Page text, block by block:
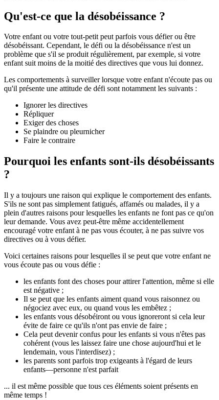
Qu'est-ce que la désobéissance ?
Votre enfant ou votre tout-petit peut parfois vous défier ou être
désobéissant. Cependant, le défi ou la désobéissance n'est un
problème que s'il se produit régulièrement, par exemple, si votre
enfant suit moins de la moitié des directives que vous lui donnez.
Les comportements à surveiller lorsque votre enfant n'écoute pas ou
qu'il présente une attitude de défi sont notamment les suivants :
Ignorer les directives
Répliquer
Exiger des choses
Se plaindre ou pleurnicher
Faire le contraire
Pourquoi les enfants sont-ils désobéissants
?
Il y a toujours une raison qui explique le comportement des enfants.
S'ils ne sont pas simplement fatigués, affamés ou malades, il y a
plein d'autres raisons pour lesquelles les enfants ne font pas ce qu'on
leur demande. Vous avez peut-être même accidentellement
encouragé votre enfant à ne pas vous écouter, à ne pas suivre vos
directives ou à vous défier.
Voici certaines raisons pour lesquelles il se peut que votre enfant ne
vous écoute pas ou vous défie :
les enfants font des choses pour attirer l'attention, même si elle
est négative ;
Il se peut que les enfants aiment quand vous raisonnez ou
négociez avec eux, ou quand vous les embêtez ;
les enfants vous désobéiront ou vous ignoreront si cela leur
évite de faire ce qu'ils n'ont pas envie de faire ;
Cela peut devenir confus pour les enfants si vous n'êtes pas
cohérent (vous les laissez faire une chose aujourd'hui et le
lendemain, vous l'interdisez) ;
les parents sont parfois trop exigeants à l'égard de leurs
enfants—personne n'est parfait
... il est même possible que tous ces éléments soient présents en
même temps !